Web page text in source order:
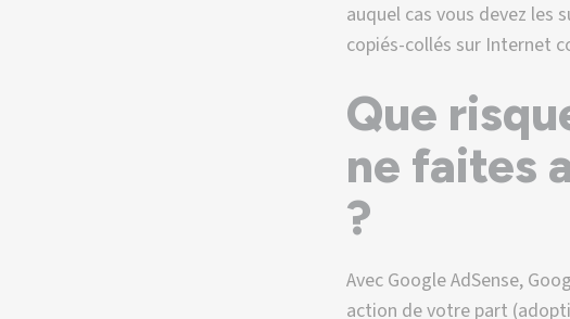
auquel cas vous devez les
copiés-collés sur Internet
Que
ne faites
?
Avec Google AdSense,
action de votre part